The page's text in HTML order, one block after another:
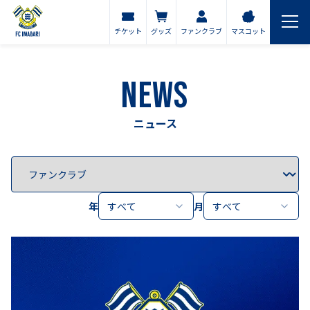
チケット グッズ ファンクラブ マスコット
NEWS
ニュース
年 すべて 月 すべて